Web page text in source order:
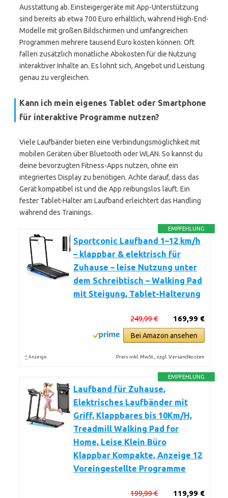
Ausstattung ab. Einsteigergeräte mit App-Unterstützung
sind bereits ab etwa 700 Euro erhältlich, während High-End-
Modelle mit großen Bildschirmen und umfangreichen
Programmen mehrere tausend Euro kosten können. Oft
fallen zusätzlich monatliche Abokosten für die Nutzung
interaktiver Inhalte an. Es lohnt sich, Angebot und Leistung
genau zu vergleichen.
Kann ich mein eigenes Tablet oder Smartphone
für interaktive Programme nutzen?
Viele Laufbänder bieten eine Verbindungsmöglichkeit mit
mobilen Geräten über Bluetooth oder WLAN. So kannst du
deine bevorzugten Fitness-Apps nutzen, ohne ein
integriertes Display zu benötigen. Achte darauf, dass das
Gerät kompatibel ist und die App reibungslos läuft. Ein
fester Tablet-Halter am Laufband erleichtert das Handling
während des Trainings.
EMPFEHLUNG
Sportconic Laufband 1–12 km/h
– klappbar & elektrisch für
Zuhause – leise Nutzung unter
dem Schreibtisch – Walking Pad
mit Steigung, Tablet-Halterung
169,99 €
249,99 €
Bei Amazon ansehen
* Anzeige Preis inkl. MwSt., zzgl. Versandkosten
EMPFEHLUNG
Laufband für Zuhause,
Elektrisches Laufbänder mit
Griff, Klappbares bis 10Km/H,
Treadmill Walking Pad for
Home, Leise Klein Büro
Klappbar Kompakte, Anzeige 12
Voreingestellte Programme
119,99 €
199,99 €